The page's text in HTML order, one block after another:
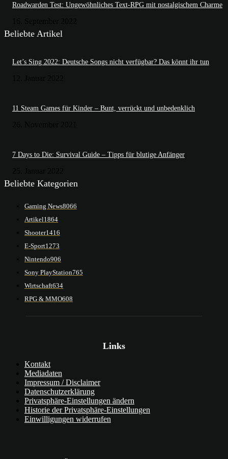
Roadwarden Test: Ungewöhnliches Text-RPG mit nostalgischem Charme
Beliebte Artikel
Let’s Sing 2022: Deutsche Songs nicht verfügbar? Das könnt ihr tun
11 Steam Games für Kinder – Bunt, verrückt und unbedenklich
7 Days to Die: Survival Guide – Tipps für blutige Anfänger
Beliebte Kategorien
Gaming News8066
Artikel1864
Shooter1416
E-Sport1273
Nintendo906
Sony PlayStation765
Wirtschaft634
RPG & MMO608
Links
Kontakt
Mediadaten
Impressum / Disclaimer
Datenschutzerklärung
Privatsphäre-Einstellungen ändern
Historie der Privatsphäre-Einstellungen
Einwilligungen widerrufen